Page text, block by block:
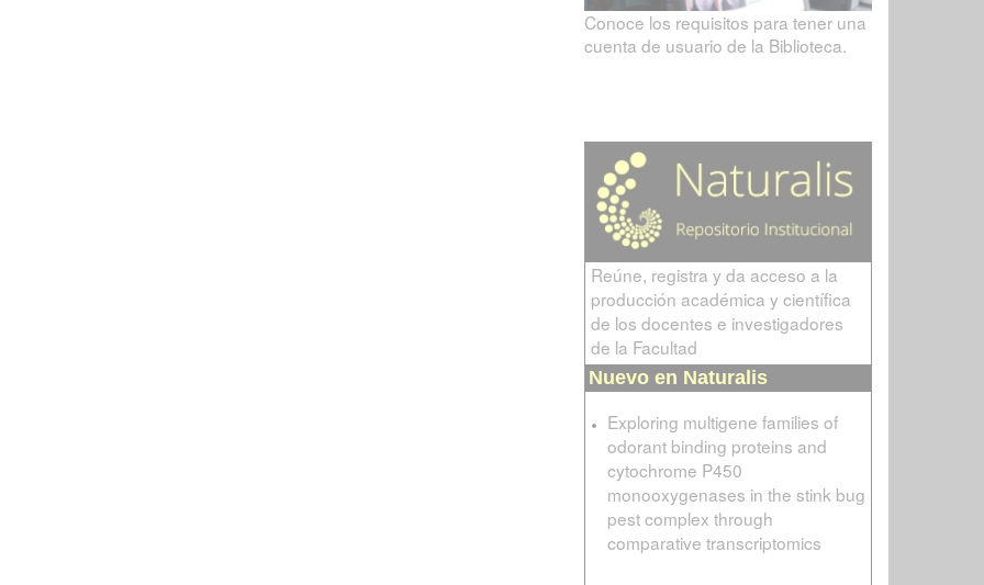
Conoce los requisitos para tener una
cuenta de usuario de la Biblioteca.
Reúne, registra y da acceso a la
producción académica y científica
de los docentes e investigadores
de la Facultad
Nuevo en Naturalis
Exploring multigene families of
odorant binding proteins and
cytochrome P450
monooxygenases in the stink bug
pest complex through
comparative transcriptomics